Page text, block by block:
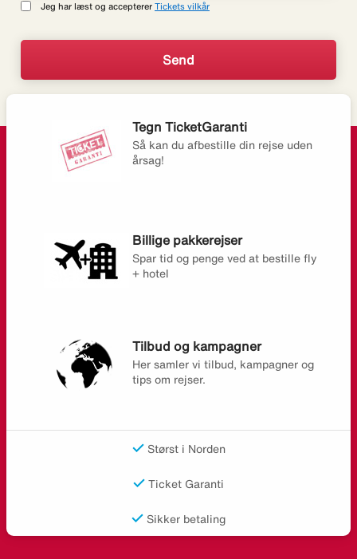
Jeg har læst og accepterer Tickets vilkår
Tegn TicketGaranti
Så kan du afbestille din rejse uden
årsag!
Billige pakkerejser
Spar tid og penge ved at bestille fly
+ hotel
Tilbud og kampagner
Her samler vi tilbud, kampagner og
tips om rejser.
Størst i Norden
Ticket Garanti
Sikker betaling